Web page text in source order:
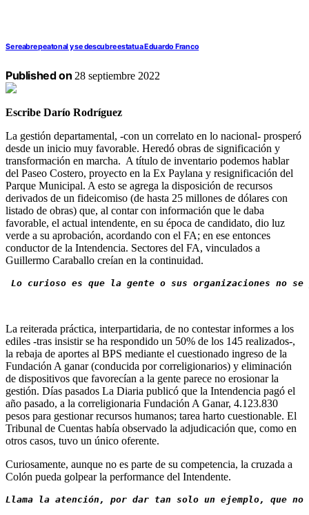
Se reabre peatonal y se descubre estatua Eduardo Franco
Published on 28 septiembre 2022
Escribe Darío Rodríguez
La gestión departamental, -con un correlato en lo nacional- prosperó
desde un inicio muy favorable. Heredó obras de significación y
transformación en marcha. A título de inventario podemos hablar
del Paseo Costero, proyecto en la Ex Paylana y resignificación del
Parque Municipal. A esto se agrega la disposición de recursos
derivados de un fideicomiso (de hasta 25 millones de dólares con
listado de obras) que, al contar con información que le daba
favorable, el actual intendente, en su época de candidato, dio luz
verde a su aprobación, acordando con el FA; en ese entonces
conductor de la Intendencia. Sectores del FA, vinculados a
Guillermo Caraballo creían en la continuidad.
Lo curioso es que la gente o sus organizaciones no
La reiterada práctica, interpartidaria, de no contestar informes a los
ediles -tras insistir se ha respondido un 50% de los 145 realizados-,
la rebaja de aportes al BPS mediante el cuestionado ingreso de la
Fundación A ganar (conducida por correligionarios) y eliminación
de dispositivos que favorecían a la gente parece no erosionar la
gestión. Días pasados La Diaria publicó que la Intendencia pagó el
año pasado, a la correligionaria Fundación A Ganar, 4.123.830
pesos para gestionar recursos humanos; tarea harto cuestionable. El
Tribunal de Cuentas había observado la adjudicación que, como en
otros casos, tuvo un único oferente.
Curiosamente, aunque no es parte de su competencia, la cruzada a
Colón pueda golpear la performance del Intendente.
Llama la atención, por dar tan solo un ejemplo, que